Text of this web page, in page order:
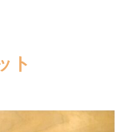
ト